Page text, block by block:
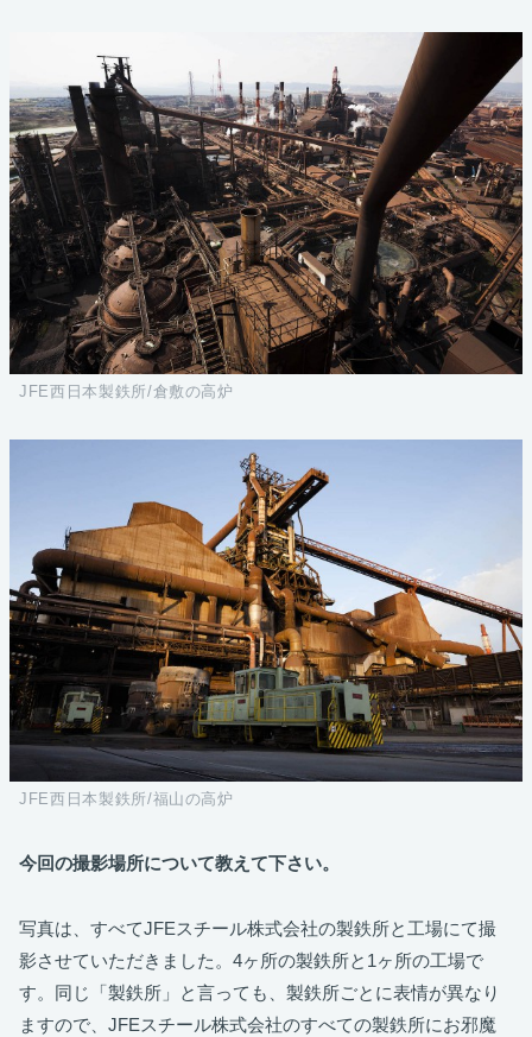
JFE西日本製鉄所/倉敷の高炉
JFE西日本製鉄所/福山の高炉
今回の撮影場所について教えて下さい。
写真は、すべてJFEスチール株式会社の製鉄所と工場にて撮
影させていただきました。4ヶ所の製鉄所と1ヶ所の工場で
す。同じ「製鉄所」と言っても、製鉄所ごとに表情が異なり
ますので、JFEスチール株式会社のすべての製鉄所にお邪魔